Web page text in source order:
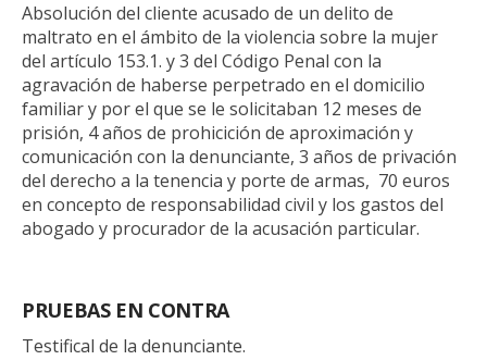
Absolución del cliente acusado de un delito de
maltrato en el ámbito de la violencia sobre la mujer
del artículo 153.1. y 3 del Código Penal con la
agravación de haberse perpetrado en el domicilio
familiar y por el que se le solicitaban 12 meses de
prisión, 4 años de prohicición de aproximación y
comunicación con la denunciante, 3 años de privación
del derecho a la tenencia y porte de armas, 70 euros
en concepto de responsabilidad civil y los gastos del
abogado y procurador de la acusación particular.
PRUEBAS EN CONTRA
Testifical de la denunciante.